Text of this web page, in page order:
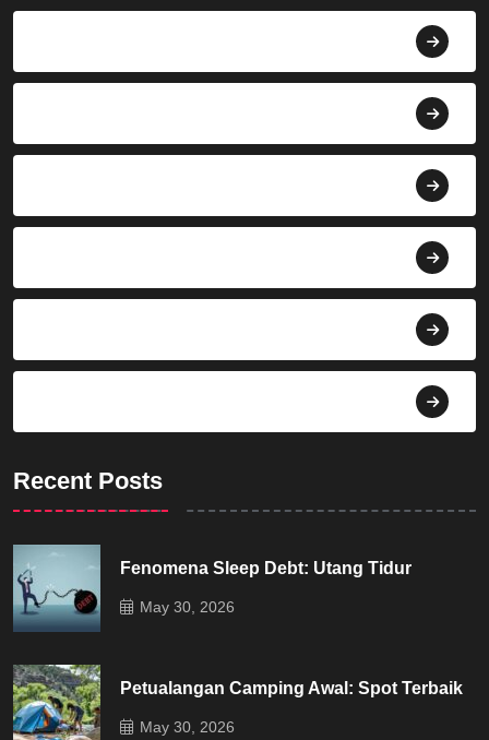
Recent Posts
Fenomena Sleep Debt: Utang Tidur
May 30, 2026
Petualangan Camping Awal: Spot Terbaik
May 30, 2026